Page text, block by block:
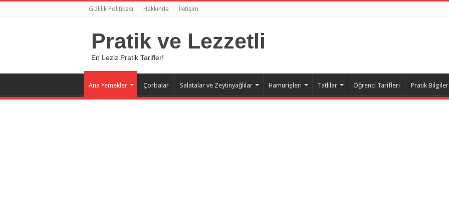
Gizlilik Politikası Hakkında İletişim
Pratik ve Lezzetli
En Leziz Pratik Tarifler!
Ana Yemekler Çorbalar Salatalar ve Zeytinyağlılar Hamurişleri Tatlılar Öğrenci Tarifleri Pratik Bilgiler